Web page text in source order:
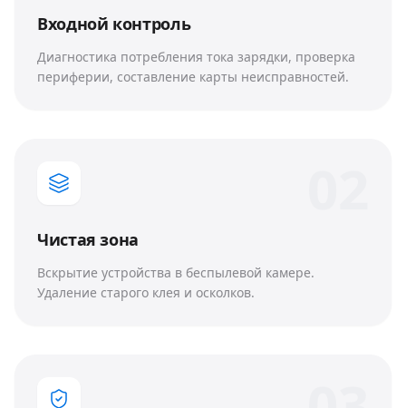
Входной контроль
Диагностика потребления тока зарядки, проверка
периферии, составление карты неисправностей.
Чистая зона
Вскрытие устройства в беспылевой камере.
Удаление старого клея и осколков.